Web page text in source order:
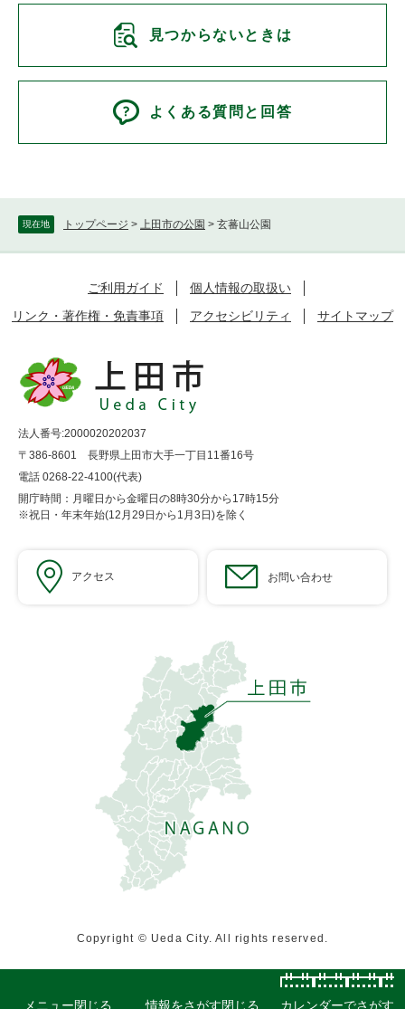
メニュー閉じる 情報をさがす閉じる カレンダーでさがす
現在地 トップページ > 上田市の公園 > 玄蕃山公園
見つからないときは
よくある質問と回答
ご利用ガイド
個人情報の取扱い
リンク・著作権・免責事項
アクセシビリティ サイトマップ
法人番号:2000020202037
〒386-8601 長野県上田市大手一丁目11番16号
電話 0268-22-4100(代表)
開庁時間：月曜日から金曜日の8時30分から17時15分
※祝日・年末年始(12月29日から1月3日)を除く
アクセス お問い合わせ
Copyright © Ueda City. All rights reserved.